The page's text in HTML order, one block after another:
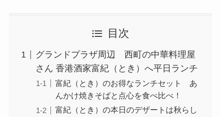
目次
グランドプラザ周辺 西町の中華料理屋
さん 香港酒家富紀（とき）へ平日ランチ
富紀（とき）のお得なランチセット あ
んかけ焼きそばと点心を食べ比べ！
富紀（とき）の本日のデザートは秋らし